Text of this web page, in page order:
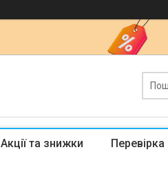
Акції та знижки Перевірка